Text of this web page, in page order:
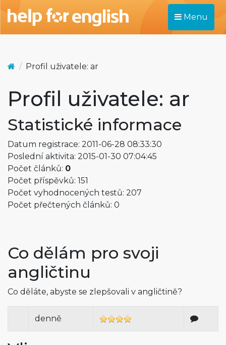
Menu
Profil uživatele: ar
Profil uživatele: ar
Statistické informace
Datum registrace: 2011-06-28 08:33:30
Poslední aktivita: 2015-01-30 07:04:45
Počet článků: 0
Počet příspěvků: 151
Počet vyhodnocených testů: 207
Počet přečtených článků: 0
Co dělám pro svoji
angličtinu
Co děláte, abyste se zlepšovali v angličtině?
denně